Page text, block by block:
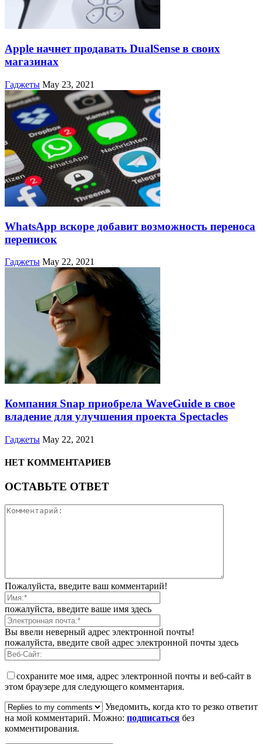
Apple начнет продавать DualSense в своих
магазинах
Гаджеты May 23, 2021
WhatsApp вскоре добавит возможность переноса
переписок
Гаджеты May 22, 2021
Компания Snap приобрела WaveGuide в свое
владение для улучшения проекта Spectacles
Гаджеты May 22, 2021
НЕТ КОММЕНТАРИЕВ
ОСТАВЬТЕ ОТВЕТ
Пожалуйста, введите ваш комментарий!
пожалуйста, введите ваше имя здесь
Вы ввели неверный адрес электронной почты!
пожалуйста, введите свой адрес электронной почты здесь
сохраните мое имя, адрес электронной почты и веб-сайт в
этом браузере для следующего комментария.
Уведомить, когда кто то резко ответит
на мой комментарий. Можно: подписаться без
комментирования.